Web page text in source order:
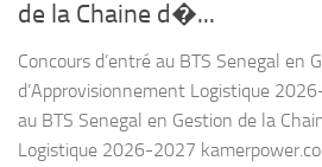
de la Chaine d�...
Concours d’entré au BTS Senegal en
d’Approvisionnement Logistique
au BTS Senegal en Gestion de la
Logistique 2026-2027